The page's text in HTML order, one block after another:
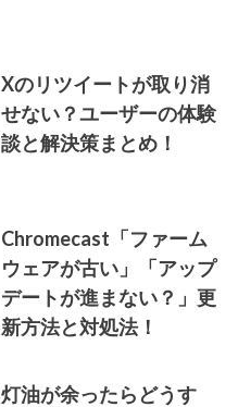
Xのリツイートが取り消
せない？ユーザーの体験
談と解決策まとめ！
Chromecast「ファーム
ウェアが古い」「アップ
デートが進まない？」更
新方法と対処法！
灯油が余ったらどうす